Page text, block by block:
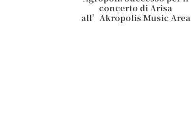
concerto di Arisa
all’Akropolis Music Area